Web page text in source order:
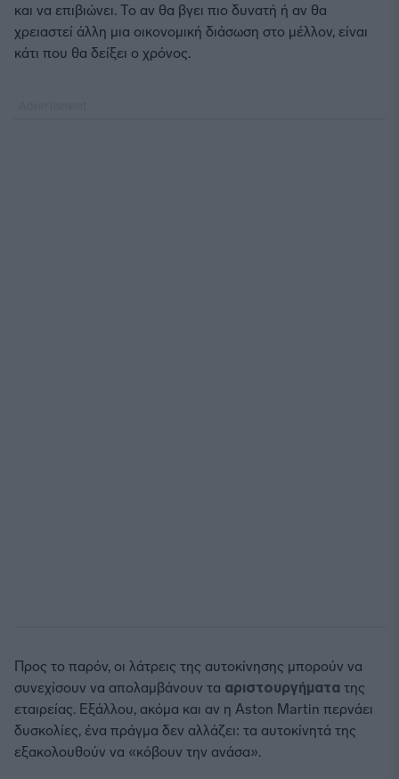
και να επιβιώνει. Το αν θα βγει πιο δυνατή ή αν θα
χρειαστεί άλλη μια οικονομική διάσωση στο μέλλον, είναι
κάτι που θα δείξει ο χρόνος.
Προς το παρόν, οι λάτρεις της αυτοκίνησης μπορούν να
συνεχίσουν να απολαμβάνουν τα αριστουργήματα της
εταιρείας. Εξάλλου, ακόμα και αν η Aston Martin περνάει
δυσκολίες, ένα πράγμα δεν αλλάζει: τα αυτοκίνητά της
εξακολουθούν να «κόβουν την ανάσα».